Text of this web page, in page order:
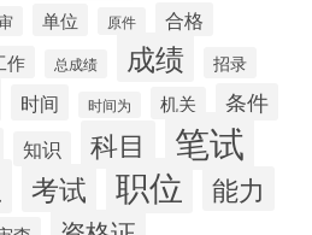
单位 原件 合格
作 总成绩 成绩 招录
时间 时间为 机关 条件
知识 科目 笔试
考试 职位 能力